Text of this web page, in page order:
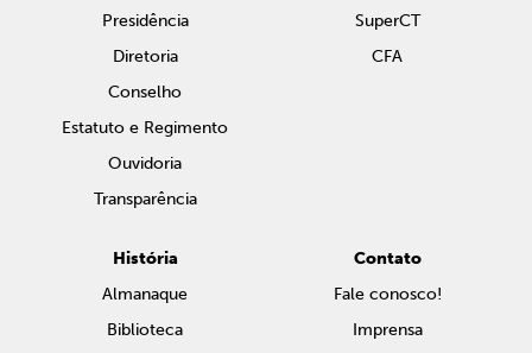
Presidência
Diretoria
Conselho
Estatuto e Regimento
Ouvidoria
Transparência
SuperCT
CFA
História
Almanaque
Biblioteca
Contato
Fale conosco!
Imprensa